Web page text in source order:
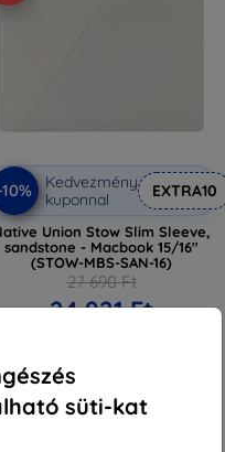
süti-kat
Kedvezmény
kuponnal
EXTRA10
Union Stow Slim Sleeve,
sandstone - Macbook 15/16"
(STOW-MBS-SAN-16)
27 690 Ft
24 921 Ft